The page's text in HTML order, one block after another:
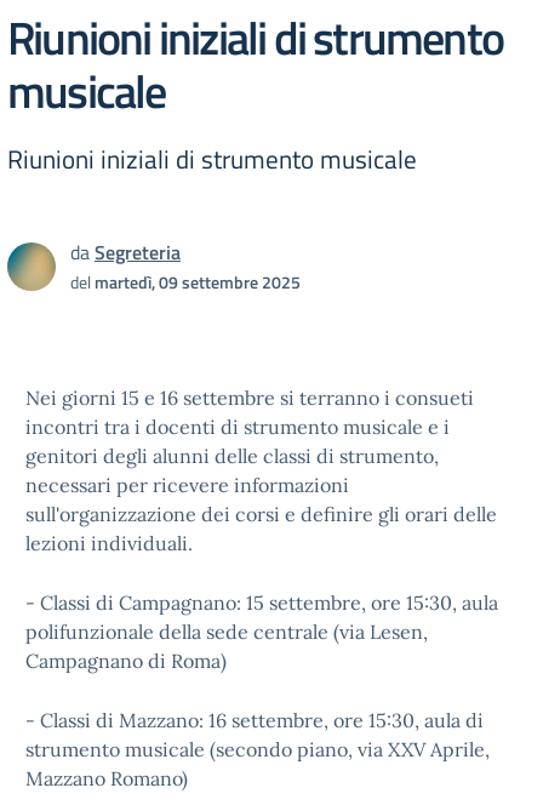
Riunioni iniziali di strumento
musicale
Riunioni iniziali di strumento musicale
daSegreteria
delmartedì, 09 settembre 2025
Nei giorni 15 e 16 settembre si terranno i consueti
incontri tra i docenti di strumento musicale e i
genitori degli alunni delle classi di strumento,
necessari per ricevere informazioni
sull'organizzazione dei corsi e definire gli orari delle
lezioni individuali.
- Classi di Campagnano: 15 settembre, ore 15:30, aula
polifunzionale della sede centrale (via Lesen,
Campagnano di Roma)
- Classi di Mazzano: 16 settembre, ore 15:30, aula di
strumento musicale (secondo piano, via XXV Aprile,
Mazzano Romano)